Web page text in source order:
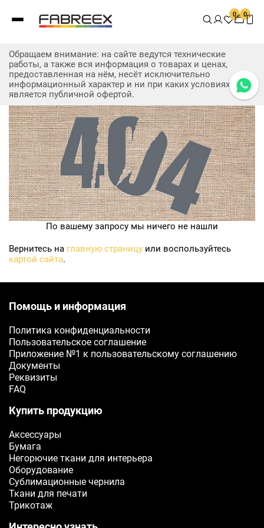
0 0
Обращаем внимание: на сайте ведутся технические
работы, а также вся информация о товарах и ценах,
предоставленная на нём, несёт исключительно
информационный характер и ни при каких условиях не
является публичной офертой.
По вашему запросу мы ничего не нашли
Вернитесь на главную страницу или воспользуйтесь
картой сайта.
Помощь и информация
Политика конфиденциальности
Пользовательское соглашение
Приложение №1 к пользовательскому соглашению
Документы
Реквизиты
FAQ
Купить продукцию
Аксессуары
Бумага
Негорючие ткани для интерьера
Оборудование
Сублимационные чернила
Ткани для печати
Трикотаж